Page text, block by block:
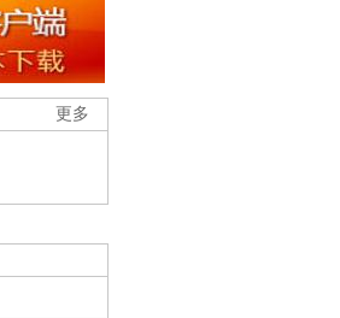
更多